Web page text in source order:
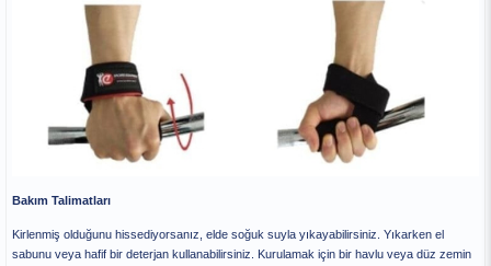
Bakım Talimatları
Kirlenmiş olduğunu hissediyorsanız, elde soğuk suyla yıkayabilirsiniz. Yıkarken el
sabunu veya hafif bir deterjan kullanabilirsiniz. Kurulamak için bir havlu veya düz zemin